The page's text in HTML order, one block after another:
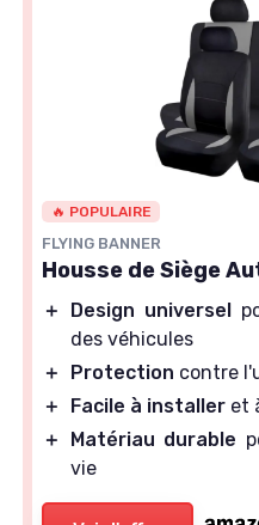
🔥 POPULAIRE
FLYING BANNER
Housse de Siège
＋ Design universel
des véhicules
＋
Protection contre
＋
Facile à installer et
＋
Matériau durable
vie